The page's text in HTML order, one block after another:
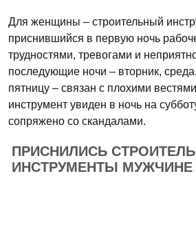
Для женщины – строительный
приснившийся в первую ночь
трудностями, тревогами и
последующие ночи – вторник,
пятницу – связан с плохими
инструмент увиден в ночь на
сопряжено со скандалами.
ПРИСНИЛИСЬ
ИНСТРУМЕНТЫ МУЖЧИНЕ